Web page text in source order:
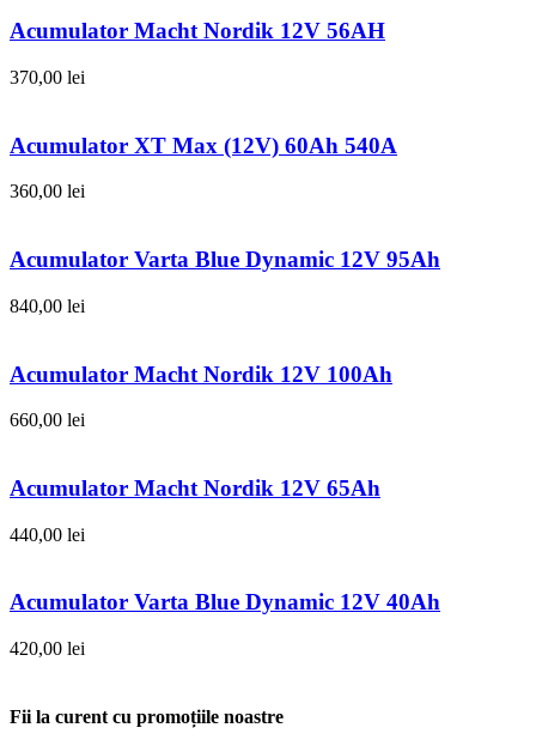
Acumulator Macht Nordik 12V 56AH
370,00 lei
Acumulator XT Max (12V) 60Ah 540A
360,00 lei
Acumulator Varta Blue Dynamic 12V 95Ah
840,00 lei
Acumulator Macht Nordik 12V 100Ah
660,00 lei
Acumulator Macht Nordik 12V 65Ah
440,00 lei
Acumulator Varta Blue Dynamic 12V 40Ah
420,00 lei
Fii la curent cu promoțiile noastre